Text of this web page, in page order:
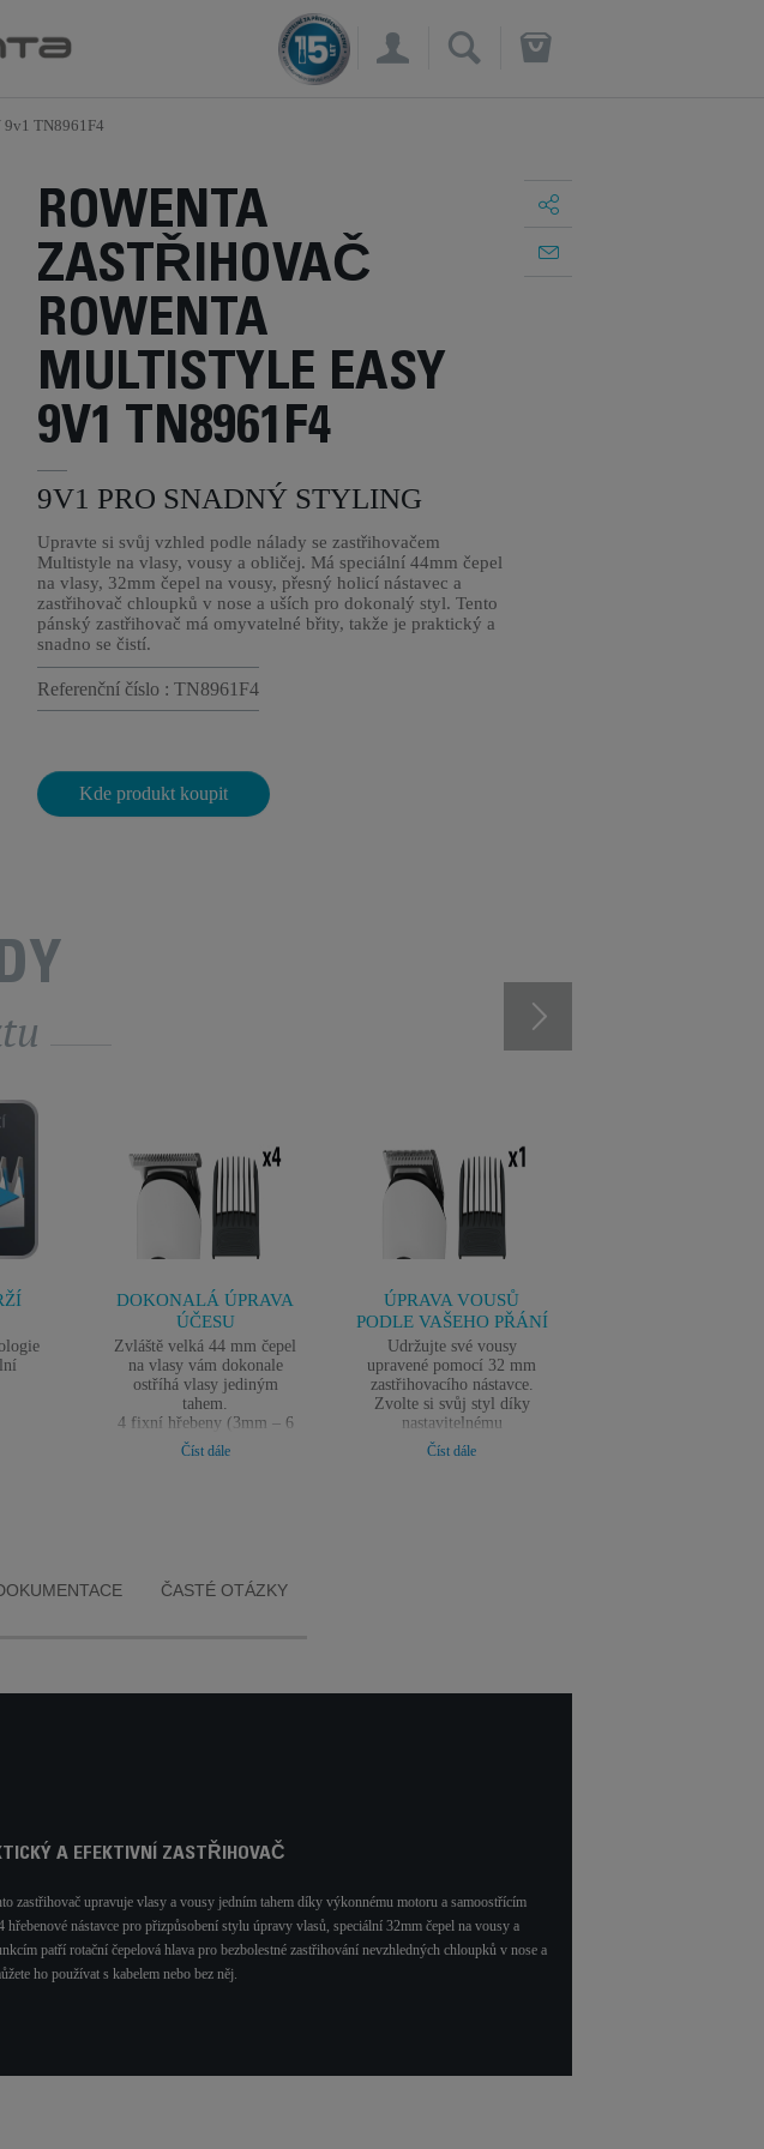
×
TN8961F4
ROWENTA
ZASTŘIHOVAČ
ROWENTA
MULTISTYLE EASY
9V1 TN8961F4
9V1 PRO SNADNÝ STYLING
Upravte si svůj vzhled podle nálady se zastřihovačem
Multistyle na vlasy, vousy a obličej. Má speciální 44mm čepel
na vlasy, 32mm čepel na vousy, přesný holicí nástavec a
zastřihovač chloupků v nose a uších pro dokonalý styl. Tento
pánský zastřihovač má omyvatelné břity, takže je praktický a
snadno se čistí.
Referenční číslo : TN8961F4
Kde produkt koupit
DOKONALÁ ÚPRAVA
ÚČESU
Zvláště velká 44 mm čepel
na vlasy vám dokonale
ostříhá vlasy jediným
tahem.
4 fixní hřebeny (3mm – 6
mm – 9mm – 12 mm)
nabízejí řadu možností
Číst dále
ÚPRAVA VOUSŮ
PODLE VAŠEHO PŘÁNÍ
Udržujte své vousy
upravené pomocí 32 mm
zastřihovacího nástavce.
Zvolte si svůj styl díky
nastavitelnému
hřebenovému nástavci na
vousy a jeho pěti různým
Číst dále
ČASTÉ OTÁZKY
A EFEKTIVNÍ ZASTŘIHOVAČ
zastřihovač upravuje vlasy a vousy jedním tahem díky výkonnému motoru a samoostřícím
nástavce pro přizpůsobení stylu úpravy vlasů, speciální 32mm čepel na vousy a
patří rotační čepelová hlava pro bezbolestné zastřihování nevzhledných chloupků v nose a
ho používat s kabelem nebo bez něj.